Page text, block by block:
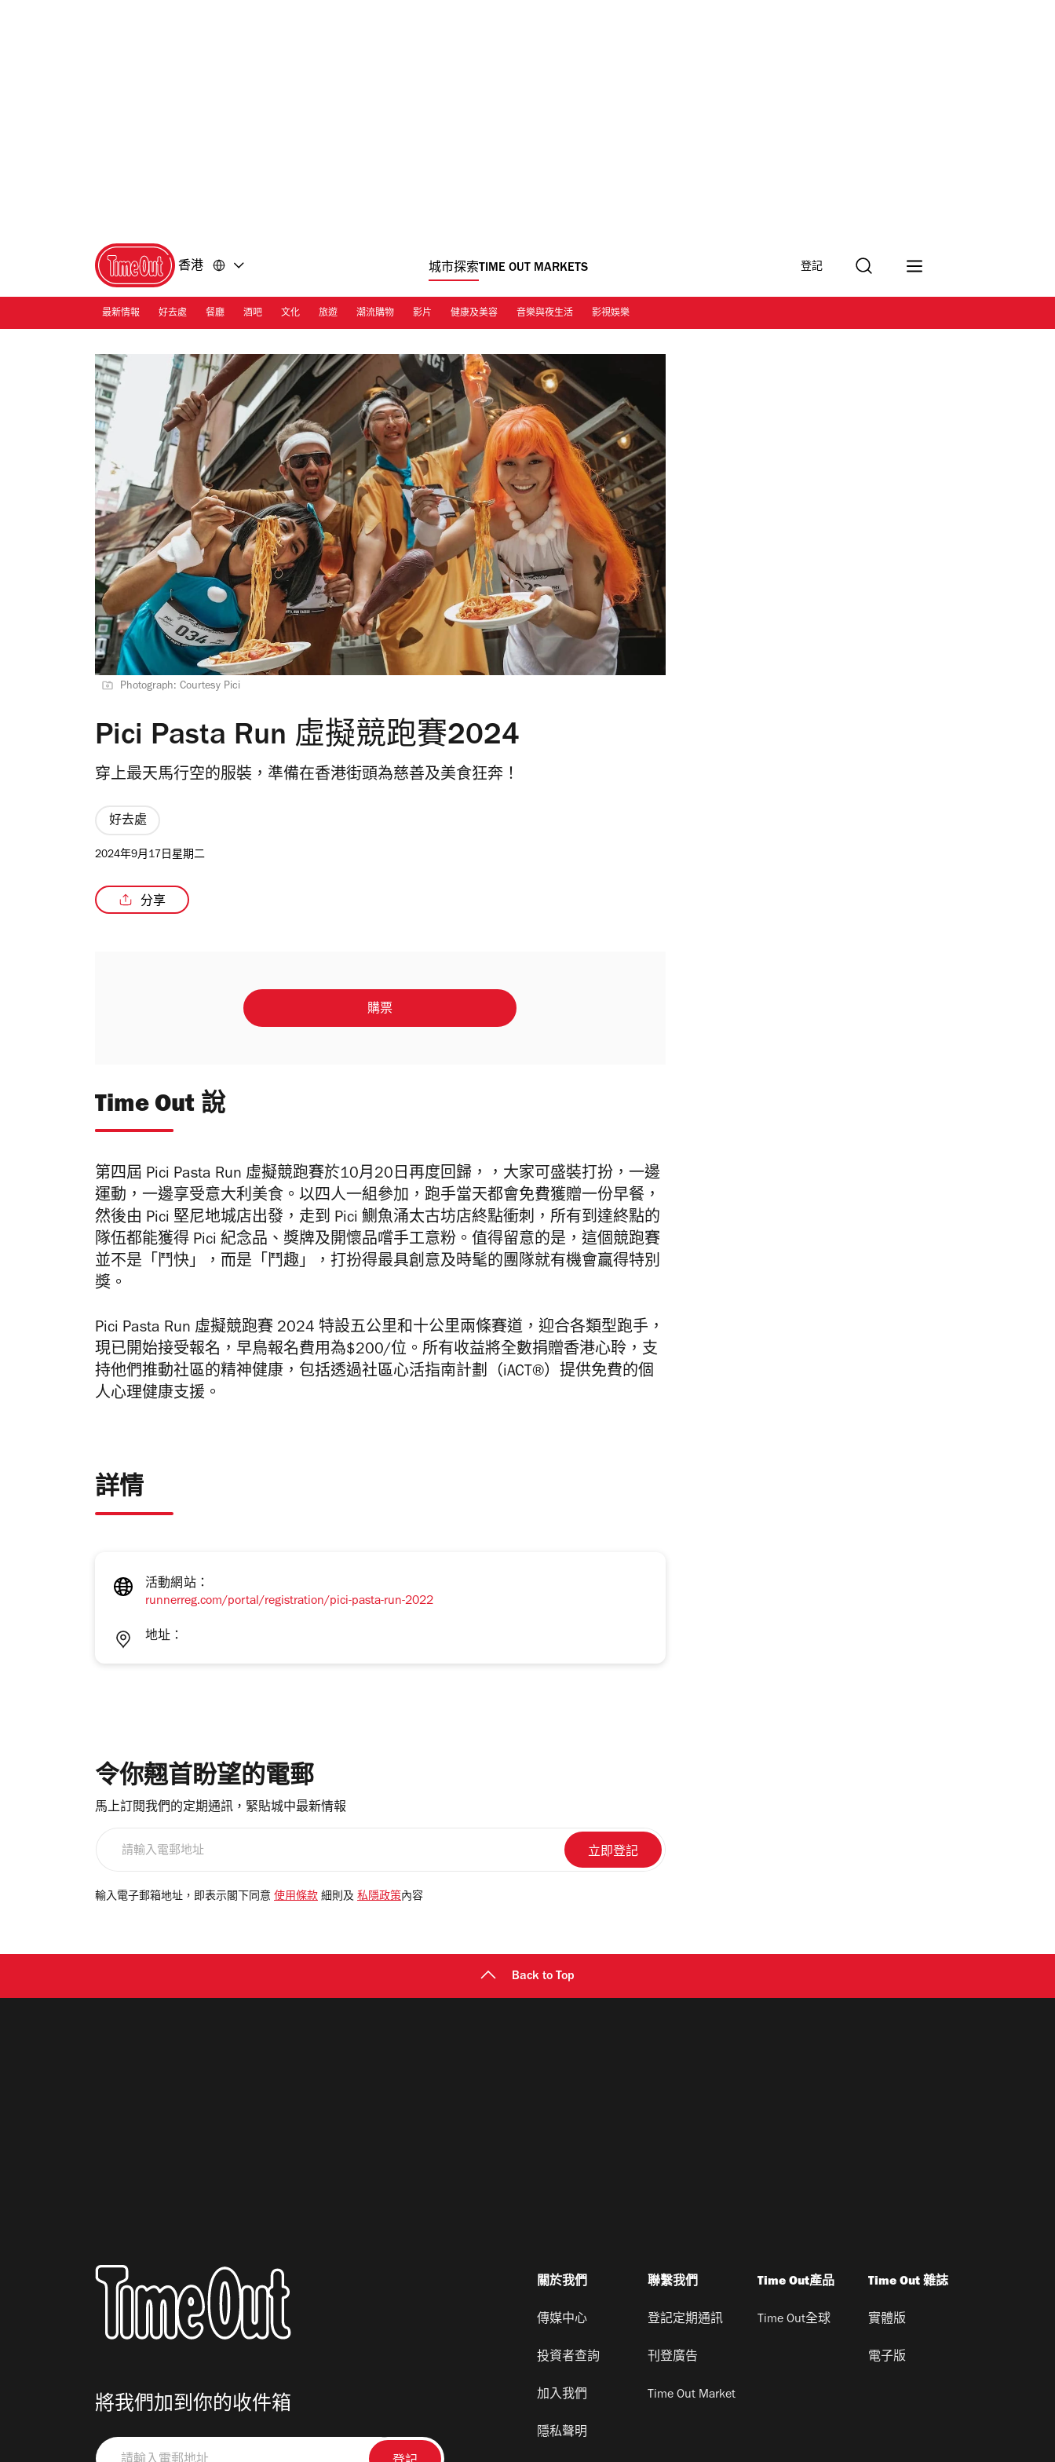
香港 城市探索TIME OUT MARKETS 登記
最新情報 好去處 餐廳 酒吧 文化 旅遊 潮流購物 影片 健康及美容 音樂與夜生活 影視娛樂
Photograph: Courtesy Pici
Pici Pasta Run 虛擬競跑賽2024
穿上最天馬行空的服裝，準備在香港街頭為慈善及美食狂奔！
好去處
2024年9月17日星期二
分享
購票
Time Out 說
第四屆 Pici Pasta Run 虛擬競跑賽於10月20日再度回歸， ，大家可 盛裝打扮，一邊
運動，一邊享受意大利美食。 以四人一組參加，跑手當天都會免費獲贈一份早餐，
然後由 Pici 堅尼地城店出發，走到 Pici 鰂魚涌太古坊店終點衝刺，所有到達終點的
隊伍都能獲得 Pici 紀念品、獎牌及開懷品嚐手工意粉。值得留意的是，這個競跑賽
並不是「鬥快」，而是「鬥趣」，打扮得最具創意及時髦的團隊就有機會贏得特別
獎。
Pici Pasta Run 虛擬競跑賽 2024 特設五公里和十公里兩條賽道，迎合各類型跑手，
現已開始接受報名， 早鳥報名費用為$200/位 。所有收益將全數捐贈香港心聆， 支
持他們推動社區的精神健康，包括透過社區心活指南計劃（iACT®）提供免費的個
人心理健康支援。
詳情
活動網站：
runnerreg.com/portal/registration/pici-pasta-run-2022
地址：
令你翹首盼望的電郵
馬上訂閱我們的定期通訊，緊貼城中最新情報
電
輸入電子郵箱地址，即表示閣下同意 使用條款 細則及 私隱政策 內容
Back to Top
將我們加到你的收件箱
請
關於我們
傳媒中心
投資者查詢
加入我們
隱私聲明
聯繫我們
登記定期通訊
刊登廣告
Time Out Market
Time Out產品
Time Out全球
Time Out 雜誌
實體版
電子版